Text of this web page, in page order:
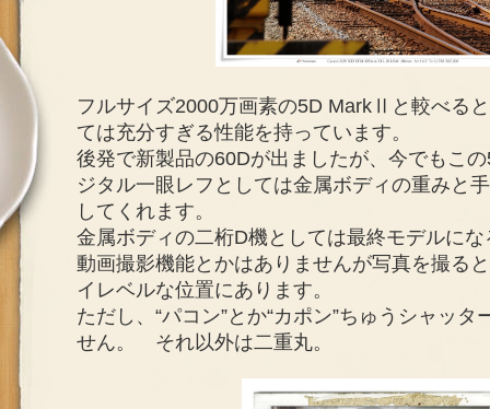
フルサイズ2000万画素の5D MarkⅡと較べる
ては充分すぎる性能を持っています。
後発で新製品の60Dが出ましたが、今でもこ
ジタル一眼レフとしては金属ボディの重みと
してくれます。
金属ボディの二桁D機としては最終モデルに
動画撮影機能とかはありませんが写真を撮る
イレベルな位置にあります。
ただし、“パコン”とか“カポン”ちゅうシャッ
せん。 それ以外は二重丸。